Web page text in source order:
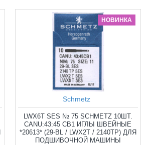
НОВИНКА
Schmetz
LWX6T SES № 75 SCHMETZ 10ШТ.
CANU:43:45 CB1 ИГЛЫ ШВЕЙНЫЕ
*20613* (29-BL / LWX2T / 2140TP) ДЛЯ
ПОДШИВОЧНОЙ МАШИНЫ